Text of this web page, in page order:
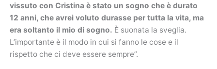
vissuto con Cristina è stato un sogno che è durato
12 anni, che avrei voluto durasse per tutta la vita, ma
era soltanto il mio di sogno. È suonata la sveglia.
L’importante è il modo in cui si fanno le cose e il
rispetto che ci deve essere sempre”.